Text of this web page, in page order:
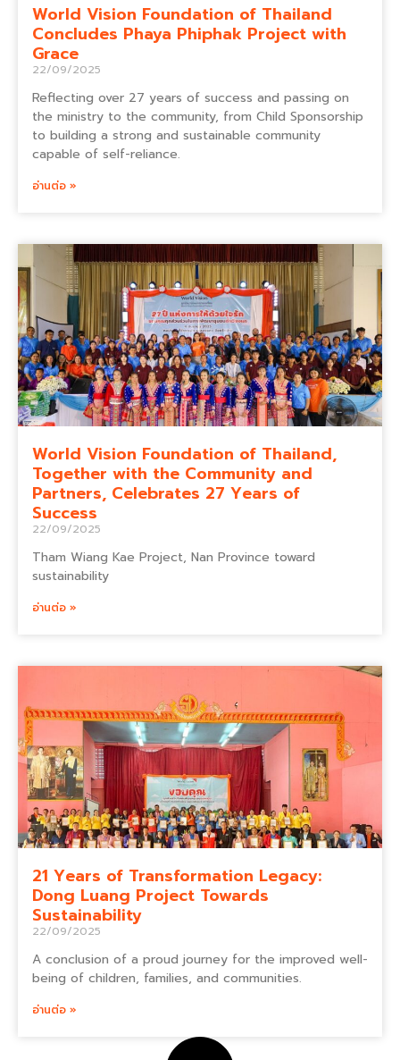
World Vision Foundation of Thailand
Concludes Phaya Phiphak Project with
Grace
22/09/2025
Reflecting over 27 years of success and passing on
the ministry to the community, from Child Sponsorship
to building a strong and sustainable community
capable of self-reliance.
อ่านต่อ »
World Vision Foundation of Thailand,
Together with the Community and
Partners, Celebrates 27 Years of
Success
22/09/2025
Tham Wiang Kae Project, Nan Province toward
sustainability
อ่านต่อ »
21 Years of Transformation Legacy:
Dong Luang Project Towards
Sustainability
22/09/2025
A conclusion of a proud journey for the improved well-
being of children, families, and communities.
อ่านต่อ »